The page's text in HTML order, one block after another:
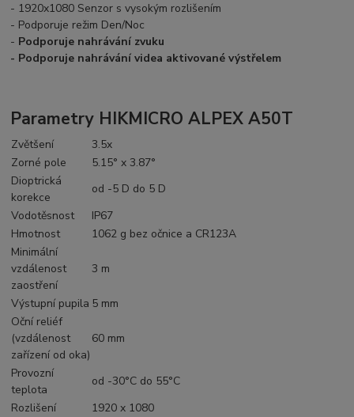
- 1920x1080 Senzor s vysokým rozlišením
- Podporuje režim Den/Noc
- Podporuje nahrávání zvuku
- Podporuje nahrávání videa aktivované výstřelem
Parametry HIKMICRO ALPEX A50T
Zvětšení
3.5x
Zorné pole
5.15° x 3.87°
Dioptrická
korekce
od -5 D do 5 D
Vodotěsnost
IP67
Hmotnost
1062 g bez očnice a CR123A
Minimální
vzdálenost
zaostření
3 m
Výstupní pupila 5 mm
Oční reliéf
(vzdálenost
zařízení od oka)
60 mm
Provozní
teplota
od -30°C do 55°C
Rozlišení
1920 x 1080